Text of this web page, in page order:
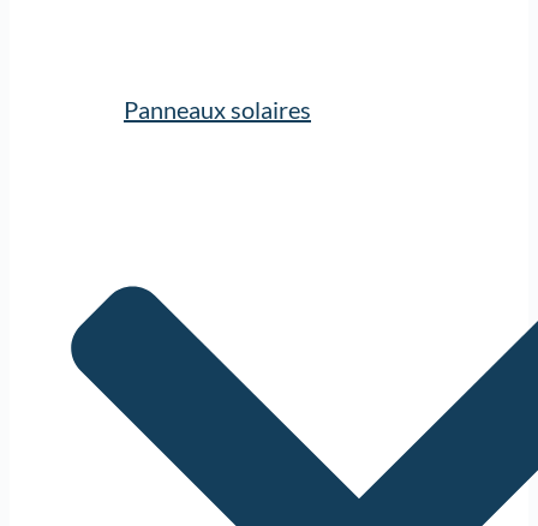
Panneaux solaires